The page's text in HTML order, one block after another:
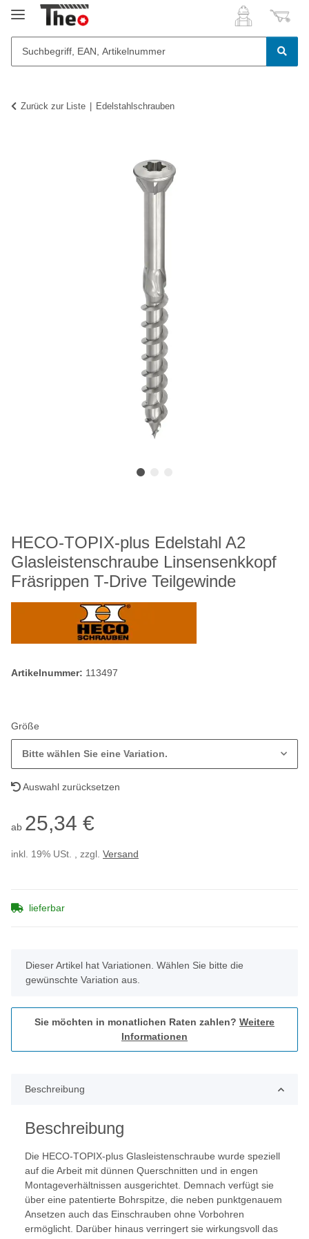
Zurück zur Liste Edelstahlschrauben
HECO-TOPIX-plus Edelstahl A2
Glasleistenschraube Linsensenkkopf
Fräsrippen T-Drive Teilgewinde
Artikelnummer: 113497
Größe
Bitte wählen Sie eine Variation.
Auswahl zurücksetzen
ab 25,34 €
inkl. 19% USt. , zzgl. Versand
lieferbar
x
Dieser Artikel hat Variationen. Wählen Sie bitte die
gewünschte Variation aus.
Sie möchten in monatlichen Raten zahlen? Weitere
Informationen
Beschreibung
Beschreibung
Die HECO-TOPIX-plus Glasleistenschraube wurde speziell
auf die Arbeit mit dünnen Querschnitten und in engen
Montageverhältnissen ausgerichtet. Demnach verfügt sie
über eine patentierte Bohrspitze, die neben punktgenauem
Ansetzen auch das Einschrauben ohne Vorbohren
ermöglicht. Darüber hinaus verringert sie wirkungsvoll das